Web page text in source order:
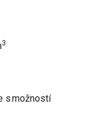
3
s možností